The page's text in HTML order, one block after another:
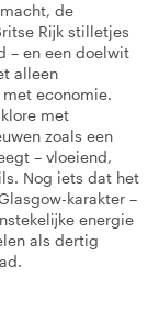
de
Rijk stilletjes
– en een doelwit
alleen
economie.
met
zoals een
– vloeiend,
Nog iets dat het
karakter –
energie
als dertig